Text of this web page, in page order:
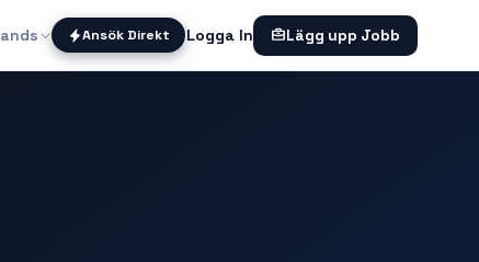
Ansök Direkt Logga In Lägg upp Jobb